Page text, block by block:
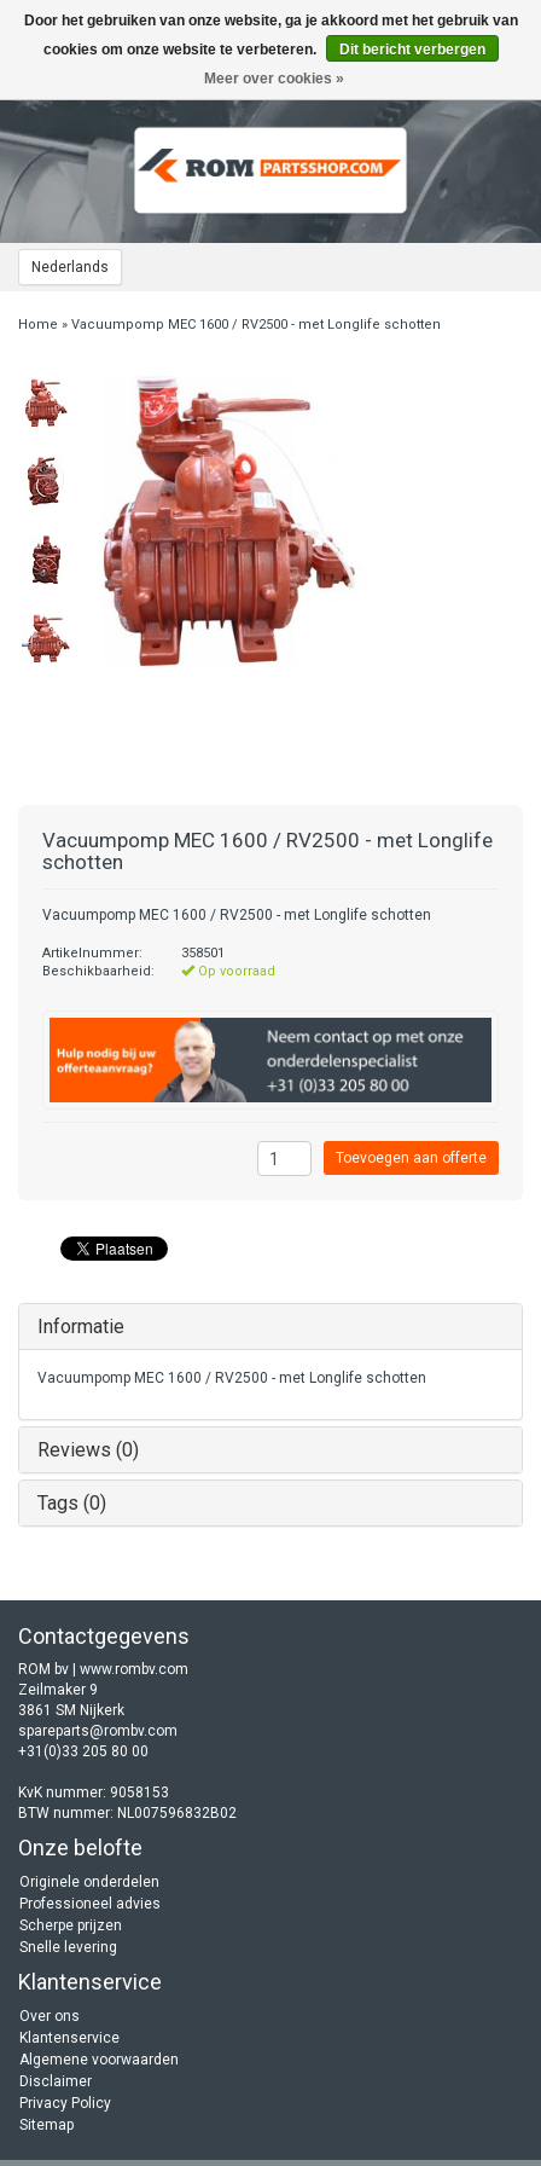
Nederlands
Toggle
navigation
Home » Vacuumpomp MEC 1600 / RV2500 - met Longlife schotten
Vacuumpomp MEC 1600 / RV2500 - met Longlife
schotten
Vacuumpomp MEC 1600 / RV2500 - met Longlife schotten
Artikelnummer:
358501
Beschikbaarheid:
Op voorraad
Toevoegen aan offerte
Informatie
Vacuumpomp MEC 1600 / RV2500 - met Longlife schotten
Reviews (0)
Tags (0)
Contactgegevens
ROM bv | www.rombv.com
Zeilmaker 9
3861 SM Nijkerk
spareparts@rombv.com
+31(0)33 205 80 00
KvK nummer: 9058153
BTW nummer: NL007596832B02
Onze belofte
Originele onderdelen
Professioneel advies
Scherpe prijzen
Snelle levering
Klantenservice
Over ons
Klantenservice
Algemene voorwaarden
Disclaimer
Privacy Policy
Sitemap
Door het gebruiken van onze website, ga je akkoord met het gebruik van
cookies om onze website te verbeteren.
Dit bericht verbergen
Meer over cookies »